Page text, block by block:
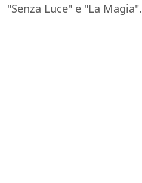
"Senza Luce" e "La Magia".